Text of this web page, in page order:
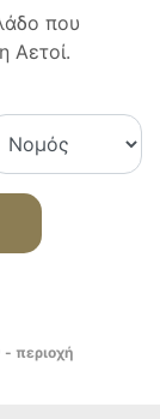
που
Αετοί.
περιοχή